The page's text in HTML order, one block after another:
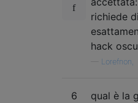
richiede
hack
Lorefnon,
6 qual è la